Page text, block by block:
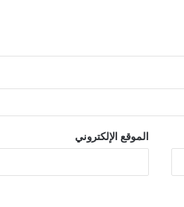
الموقع الإلكتروني